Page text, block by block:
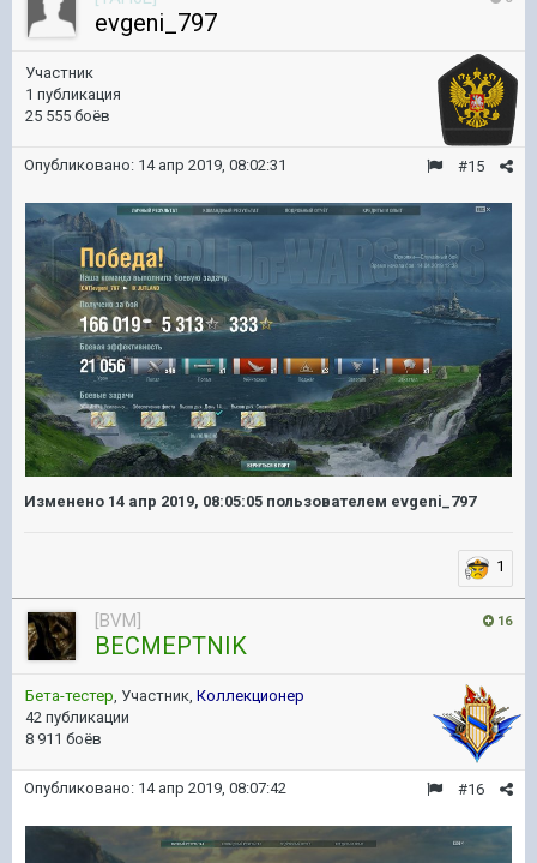
evgeni_797
Участник
1 публикация
25 555 боёв
#15
Опубликовано: 14 апр 2019, 08:02:31
Изменено 14 апр 2019, 08:05:05 пользователем evgeni_797
1
16
[BVM]
BECMEPTNIK
Бета-тестер, Участник, Коллекционер
42 публикации
8 911 боёв
#16
Опубликовано: 14 апр 2019, 08:07:42